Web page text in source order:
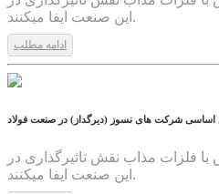
این صنعت ایفا میکنند.
1399/04/23
ادامه مطلب
شرکت های نسوز (دیرگداز) در صنعت فولاد
با فلزات مذاب نقش تاثیرگذاری در
این صنعت ایفا میکنند.